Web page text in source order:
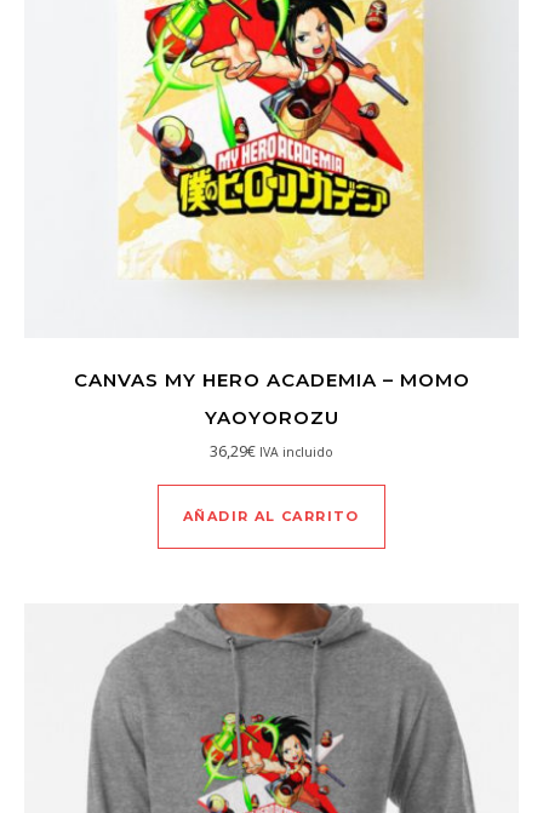
CANVAS MY HERO ACADEMIA – MOMO
YAOYOROZU
36,29€ IVA incluido
AÑADIR AL CARRITO